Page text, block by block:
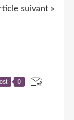
suivant »
0